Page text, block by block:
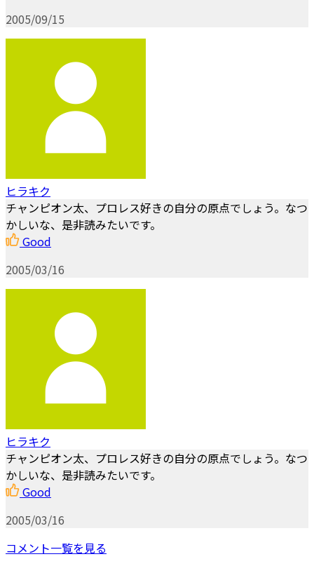
2005/09/15
ヒラキク
チャンピオン太、プロレス好きの自分の原点でしょう。なつ
かしいな、是非読みたいです。
Good
2005/03/16
ヒラキク
チャンピオン太、プロレス好きの自分の原点でしょう。なつ
かしいな、是非読みたいです。
Good
2005/03/16
コメント一覧を見る